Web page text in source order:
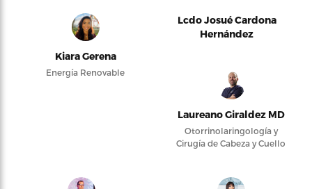
Kiara Gerena
Energía Renovable
Lcdo Josué Cardona
Hernández
Laureano Giraldez MD
Otorrinolaringología y
Cirugía de Cabeza y Cuello